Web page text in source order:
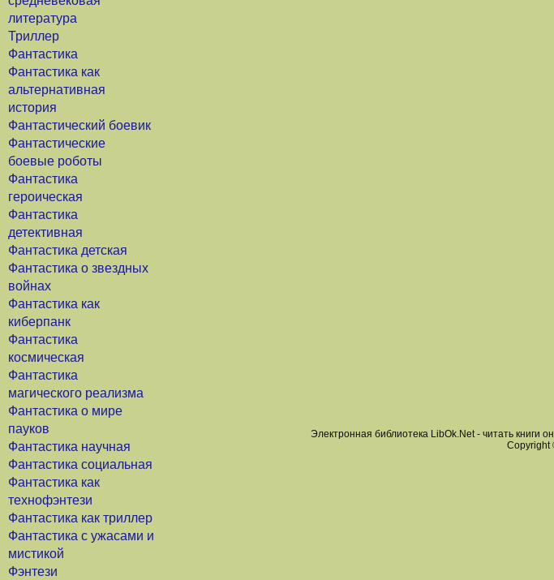
литература
Триллер
Фантастика
Фантастика как
альтернативная
история
Фантастический боевик
Фантастические
боевые роботы
Фантастика
героическая
Фантастика
детективная
Фантастика детская
Фантастика о звездных
войнах
Фантастика как
киберпанк
Фантастика
космическая
Фантастика
магического реализма
Фантастика о мире
пауков
Фантастика научная
Фантастика социальная
Фантастика как
технофэнтези
Фантастика как триллер
Фантастика с ужасами и
мистикой
Фэнтези
Электронная библиотека LibOk.Net - читать книги
Copyright